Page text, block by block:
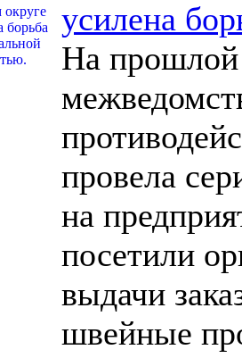
усилена
На прошлой
провела
на
посетили
выдачи
швейные